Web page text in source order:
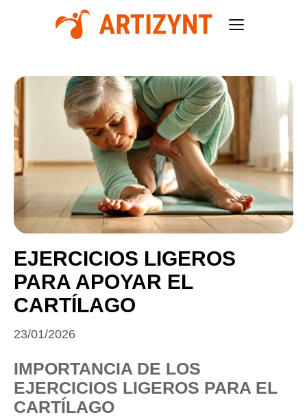
EJERCICIOS LIGEROS
PARA APOYAR EL
CARTÍLAGO
23/01/2026
IMPORTANCIA DE LOS
EJERCICIOS LIGEROS PARA EL
CARTÍLAGO